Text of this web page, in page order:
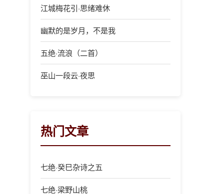
江城梅花引·思绪难休
幽默的是岁月，不是我
五绝·流浪（二首）
巫山一段云·夜思
热门文章
七绝·癸巳杂诗之五
七绝·梁野山桃